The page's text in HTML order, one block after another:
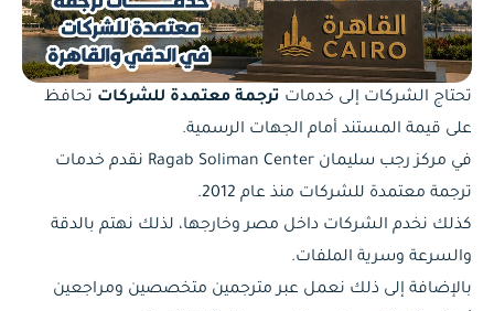
تحتاج الشركات إلى خدمات ترجمة معتمدة للشركات تحافظ
على قيمة المستند أمام الجهات الرسمية.
في مركز رجب سليمان Ragab Soliman Center نقدم خدمات
ترجمة معتمدة للشركات منذ عام 2012.
كذلك نخدم الشركات داخل مصر وخارجها، لذلك نهتم بالدقة
والسرعة وسرية الملفات.
بالإضافة إلى ذلك نعمل عبر مترجمين متخصصين ومراجعين